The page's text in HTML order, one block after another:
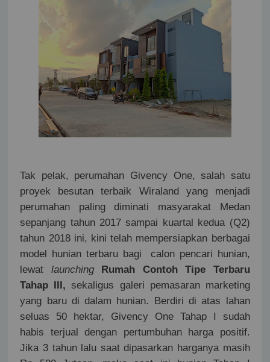
Tak pelak, perumahan Givency One, salah satu
proyek besutan terbaik Wiraland yang menjadi
perumahan paling diminati masyarakat Medan
sepanjang tahun 2017 sampai kuartal kedua (Q2)
tahun 2018 ini, kini telah mempersiapkan berbagai
model hunian terbaru bagi
calon pencari hunian,
lewat launching
Rumah Contoh Tipe Terbaru
Tahap III, sekaligus galeri pemasaran marketing
yang baru di dalam hunian. Berdiri di atas lahan
seluas 50 hektar, Givency One Tahap I sudah
habis terjual dengan pertumbuhan harga positif.
Jika 3 tahun lalu saat dipasarkan harganya masih